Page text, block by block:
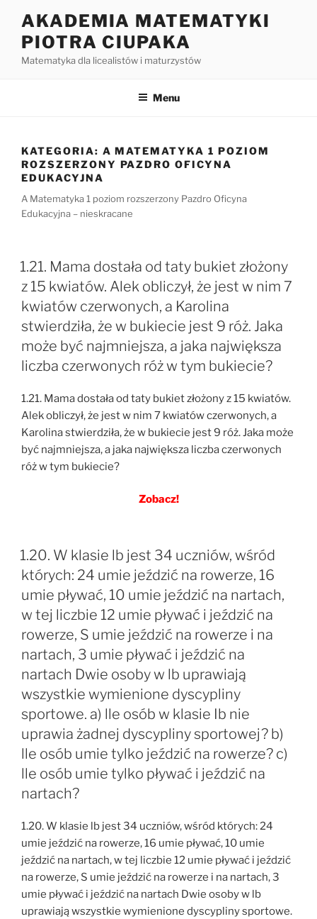
treści
AKADEMIA MATEMATYKI
PIOTRA CIUPAKA
Matematyka dla licealistów i maturzystów
Menu
KATEGORIA: A MATEMATYKA 1 POZIOM
ROZSZERZONY PAZDRO OFICYNA
EDUKACYJNA
A Matematyka 1 poziom rozszerzony Pazdro Oficyna
Edukacyjna – nieskracane
1.21. Mama dostała od taty bukiet złożony
z 15 kwiatów. Alek obliczył, że jest w nim 7
kwiatów czerwonych, a Karolina
stwierdziła, że w bukiecie jest 9 róż. Jaka
może być najmniejsza, a jaka największa
liczba czerwonych róż w tym bukiecie?
1.21. Mama dostała od taty bukiet złożony z 15 kwiatów.
Alek obliczył, że jest w nim 7 kwiatów czerwonych, a
Karolina stwierdziła, że w bukiecie jest 9 róż. Jaka może
być najmniejsza, a jaka największa liczba czerwonych
róż w tym bukiecie?
Zobacz!
1.20. W klasie lb jest 34 uczniów, wśród
których: 24 umie jeździć na rowerze, 16
umie pływać, 10 umie jeździć na nartach,
w tej liczbie 12 umie pływać i jeździć na
rowerze, S umie jeździć na rowerze i na
nartach, 3 umie pływać i jeździć na
nartach Dwie osoby w lb uprawiają
wszystkie wymienione dyscypliny
sportowe. a) lle osób w klasie Ib nie
uprawia żadnej dyscypliny sportowej? b)
lle osób umie tylko jeździć na rowerze? c)
lle osób umie tylko pływać i jeździć na
nartach?
1.20. W klasie lb jest 34 uczniów, wśród których: 24
umie jeździć na rowerze, 16 umie pływać, 10 umie
jeździć na nartach, w tej liczbie 12 umie pływać i jeździć
na rowerze, S umie jeździć na rowerze i na nartach, 3
umie pływać i jeździć na nartach Dwie osoby w lb
uprawiają wszystkie wymienione dyscypliny sportowe.